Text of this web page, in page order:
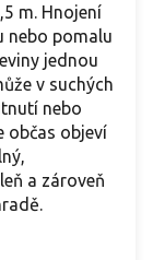
m. Hnojení
nebo pomalu
jednou
v suchých
nebo
občas objeví
a zároveň